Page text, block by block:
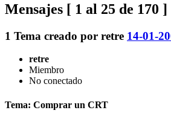
Mensajes [ 1 al 25 de 170 ]
1 Tema creado por retre 14-01-
retre
Miembro
No conectado
Tema: Comprar un CRT